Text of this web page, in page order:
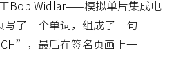
Bob Widlar——模拟单片集成电
写了一个单词，组成了一句
，最后在签名页画上一